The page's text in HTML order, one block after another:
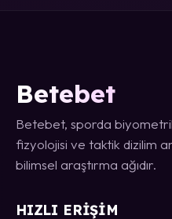
Betebet
Betebet, sporda
fizyolojisi ve taktik dizilim
bilimsel araştırma ağıdır.
HIZLI ERIŞIM